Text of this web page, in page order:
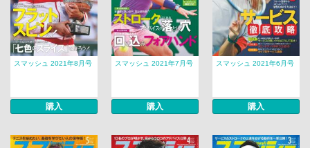
スマッシュ 2021年8月号
購入
スマッシュ 2021年7月号
購入
スマッシュ 2021年6月号
購入